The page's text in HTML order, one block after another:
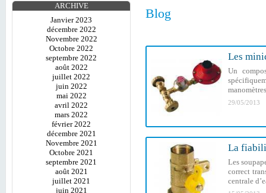
ARCHIVE
Janvier 2023
décembre 2022
Novembre 2022
Octobre 2022
septembre 2022
août 2022
juillet 2022
juin 2022
mai 2022
avril 2022
mars 2022
février 2022
décembre 2021
Novembre 2021
Octobre 2021
septembre 2021
août 2021
juillet 2021
juin 2021
Blog
Les
Un
29/05/2013
La
Les
correct
centrale